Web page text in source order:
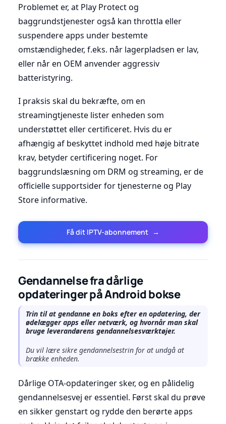
Problemet er, at Play Protect og
baggrundstjenester også kan throttla eller
suspendere apps under bestemte
omstændigheder, f.eks. når lagerpladsen er lav,
eller når en OEM anvender aggressiv
batteristyring.
I praksis skal du bekræfte, om en
streamingtjeneste lister enheden som
understøttet eller certificeret. Hvis du er
afhængig af beskyttet indhold med høje bitrate
krav, betyder certificering noget. For
baggrundslæsning om DRM og streaming, er de
officielle supportsider for tjenesterne og Play
Store informative.
Få dit IPTV-abonnement →
Gendannelse fra dårlige
opdateringer på Android bokse
Trin til at gendanne en boks efter en opdatering, der
ødelægger apps eller netværk, og hvornår man skal
bruge leverandørens gendannelsesværktøjer.
Du vil lære sikre gendannelsestrin for at undgå at
brække enheden.
Dårlige OTA-opdateringer sker, og en pålidelig
gendannelsesvej er essentiel. Først skal du prøve
en sikker genstart og rydde den berørte apps